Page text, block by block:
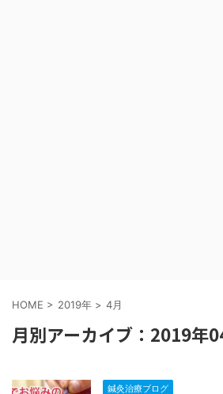
HOME > 2019年 > 4月
月別アーカイブ：2019年
鍼灸治療ブログ